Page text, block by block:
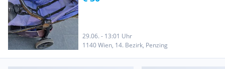
29.06. - 13:01 Uhr
1140 Wien, 14. Bezirk, Penzing